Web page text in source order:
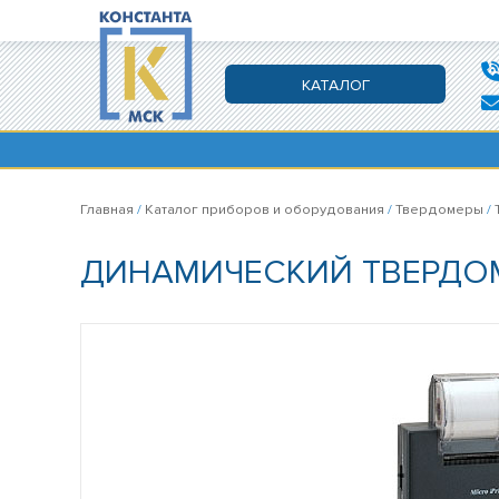
КАТАЛОГ
Главная / Каталог приборов и оборудования /Твердомеры /
ДИНАМИЧЕСКИЙ